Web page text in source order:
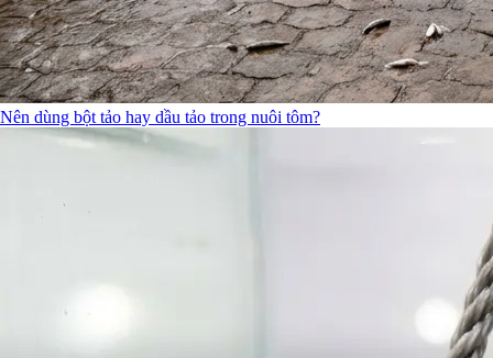
Nên dùng bột tảo hay dầu tảo trong nuôi tôm?